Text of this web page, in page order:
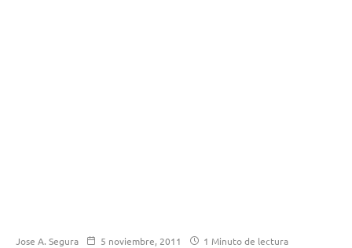
Jose A. Segura 5 noviembre, 2011 1 Minuto de lectura